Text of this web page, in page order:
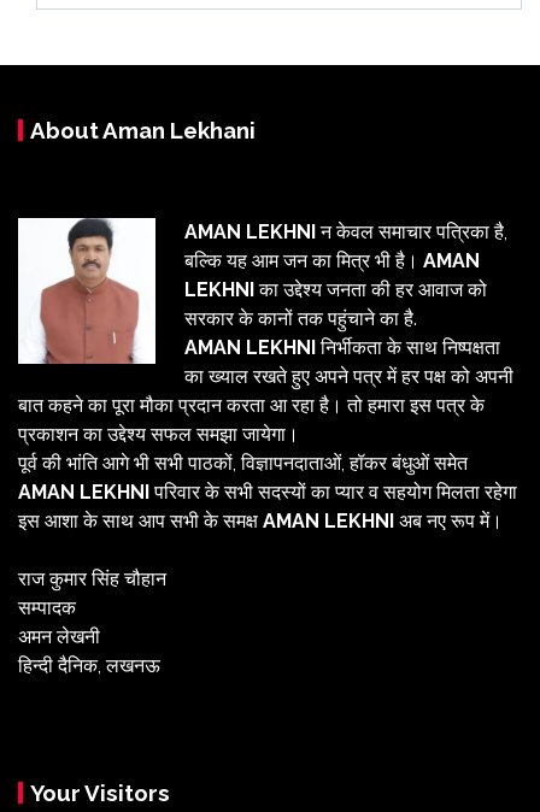
About Aman Lekhani
AMAN LEKHNIन केवल समाचार पत्रिका है,
बल्कि यह आम जन का मित्र भी है। AMAN
LEKHNIका उद्देश्य जनता की हर आवाज को
सरकार के कानों तक पहुंचाने का है.
AMAN LEKHNIनिर्भीकता के साथ निष्पक्षता
का ख्याल रखते हुए अपने पत्र में हर पक्ष को अपनी
बात कहने का पूरा मौका प्रदान करता आ रहा है। तो हमारा इस पत्र के
प्रकाशन का उद्देश्य सफल समझा जायेगा।
पूर्व की भांति आगे भी सभी पाठकों, विज्ञापनदाताओं, हॉकर बंधुओं समेत
AMAN LEKHNIपरिवार के सभी सदस्यों का प्यार व सहयोग मिलता रहेगा
इस आशा के साथ आप सभी के समक्ष AMAN LEKHNI अब नए रूप में।
राज कुमार सिंह चौहान
सम्पादक
अमन लेखनी
हिन्दी दैनिक, लखनऊ
Your Visitors